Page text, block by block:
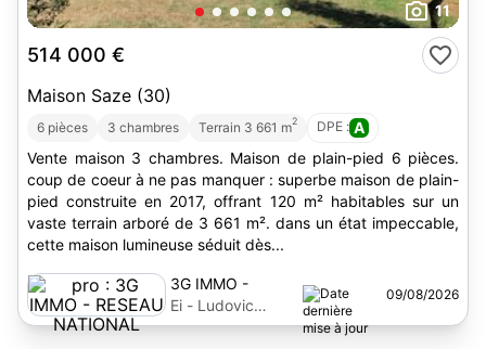
11
514 000 €
Maison Saze (30)
6 pièces 3 chambres Terrain 3 661 m2 DPE : A
Vente maison 3 chambres. Maison de plain-pied 6 pièces.
coup de coeur à ne pas manquer : superbe maison de plain-
pied construite en 2017, offrant 120 m² habitables sur un
vaste terrain arboré de 3 661 m². dans un état impeccable,
cette maison lumineuse séduit dès...
3G IMMO -
RESEAU
NATIONAL
Ei - Ludovic
Rieutord
09/08/2026